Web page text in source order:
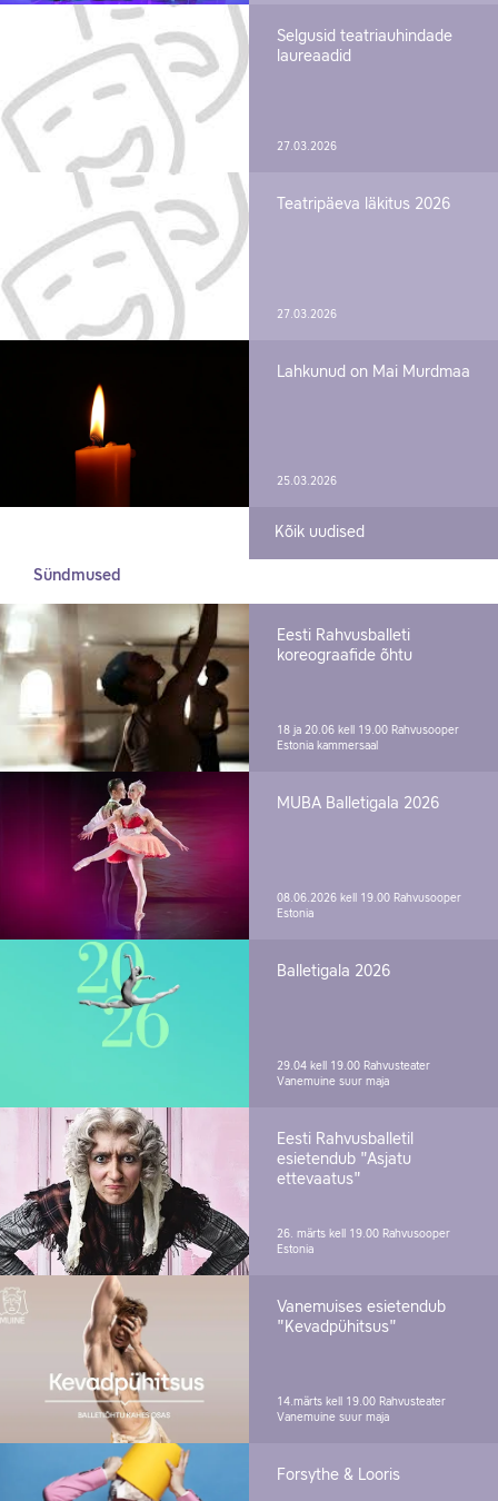
Selgusid teatriauhindade
laureaadid
27.03.2026
Teatripäeva läkitus 2026
27.03.2026
Lahkunud on Mai Murdmaa
25.03.2026
Kõik uudised
Sündmused
Eesti Rahvusballeti
koreograafide õhtu
18 ja 20.06 kell 19.00 Rahvusooper
Estonia kammersaal
MUBA Balletigala 2026
08.06.2026 kell 19.00 Rahvusooper
Estonia
Balletigala 2026
29.04 kell 19.00 Rahvusteater
Vanemuine suur maja
Eesti Rahvusballetil
esietendub "Asjatu
ettevaatus"
26. märts kell 19.00 Rahvusooper
Estonia
Vanemuises esietendub
"Kevadpühitsus"
14.märts kell 19.00 Rahvusteater
Vanemuine suur maja
Forsythe & Looris